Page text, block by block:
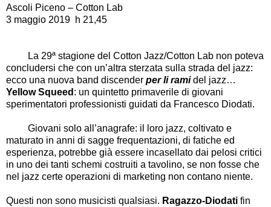
Ascoli Piceno – Cotton Lab
3 maggio 2019 h 21,45
La 29ª stagione del Cotton Jazz/Cotton Lab non poteva
concludersi che con un’altra sterzata sulla strada del jazz:
ecco una nuova band discender per li ramidel jazz…
Yellow Squeed : un quintetto primaverile di giovani
sperimentatori professionisti guidati da Francesco Diodati.
Giovani solo all ’anagrafe: il loro jazz, coltivato e
maturato in anni di sagge frequentazioni, di fatiche ed
esperienza, potrebbe già essere incasellato dai pelosi critici
in uno dei tanti schemi costruiti a tavolino, se non fosse che
nel jazz certe operazioni di marketing non contano niente.
Questi non sono musicisti qualsiasi. Ragazzo-Diodati fin